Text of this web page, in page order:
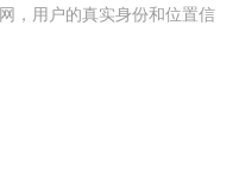
，用户的真实身份和位置信